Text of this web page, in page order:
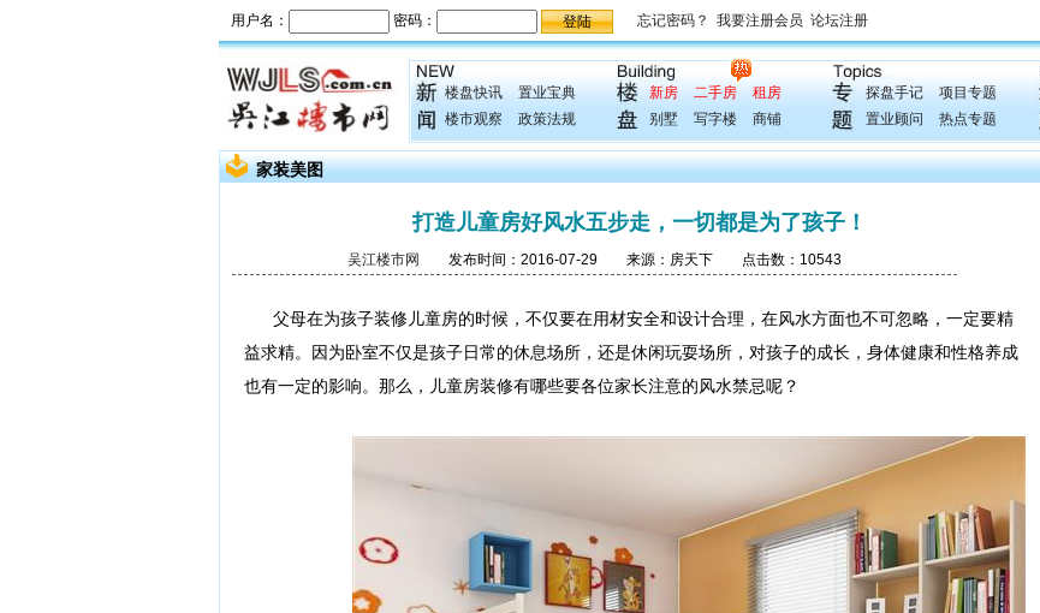
楼盘快讯
置业宝典
楼市观察
政策法规
新房 二手房
租房
别墅
写字楼 商铺
探盘手记
项目专题
置业顾问
热点专题
家装美图
打造儿童房好风水五步走，一切都是为了孩子！
吴江楼市网 发布时间：2016-07-29 来源：房天下 点击数：10543
父母在为孩子装修儿童房的时候，不仅要在用材安全和设计合理，在风水方面也不可忽略，一定要精
益求精。因为卧室不仅是孩子日常的休息场所，还是休闲玩耍场所，对孩子的成长，身体健康和性格养成
也有一定的影响。那么，儿童房装修有哪些要各位家长注意的风水禁忌呢？